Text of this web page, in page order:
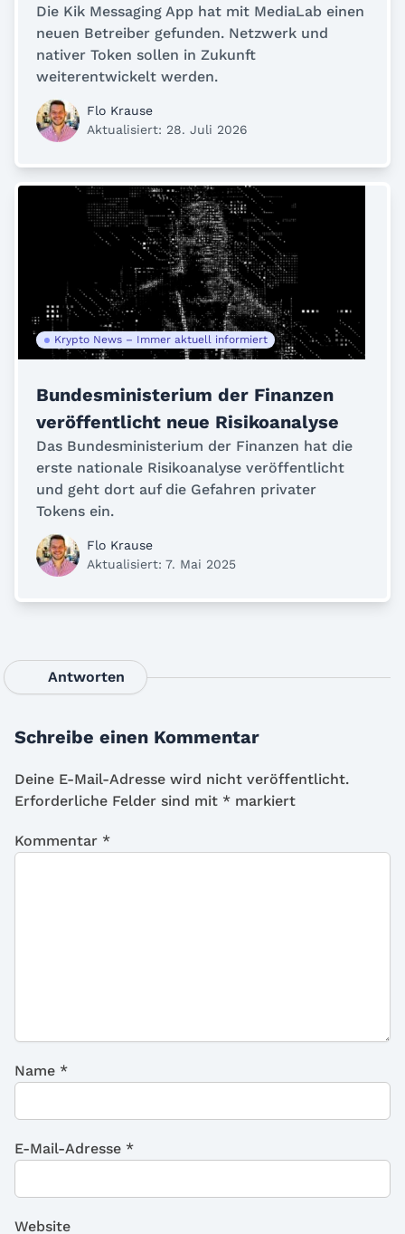
Die Kik Messaging App hat mit MediaLab einen
neuen Betreiber gefunden. Netzwerk und
nativer Token sollen in Zukunft
weiterentwickelt werden.
Flo Krause
Aktualisiert: 28. Juli 2026
Krypto News – Immer aktuell informiert
Bundesministerium der Finanzen
veröffentlicht neue Risikoanalyse
Das Bundesministerium der Finanzen hat die
erste nationale Risikoanalyse veröffentlicht
und geht dort auf die Gefahren privater
Tokens ein.
Flo Krause
Aktualisiert: 7. Mai 2025
Antworten
Schreibe einen Kommentar
Deine E-Mail-Adresse wird nicht veröffentlicht.
Erforderliche Felder sind mit * markiert
Kommentar *
Name *
E-Mail-Adresse *
Website